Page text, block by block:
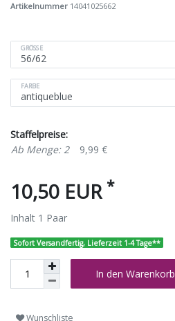
Artikelnummer 14041025662
GRÖSSE
FARBE
Staffelpreise:
Ab Menge: 2
9,99 €
10,50 EUR *
Inhalt 1 Paar
Sofort Versandfertig, Lieferzeit 1-4 Tage**
In den Warenkorb
Wunschliste